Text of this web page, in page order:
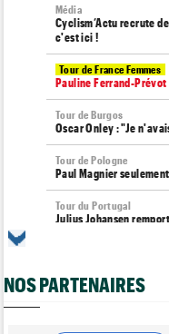
Média
Cyclism’Actu recrute
c'est ici !
Tour de France Femmes
Pauline Ferrand-
Tour de Burgos
Oscar Onley : "Je
Tour de Pologne
Paul Magnier
Tour du Portugal
Julius Johansen
Marlen Reusser :
NOS PARTENAIRES